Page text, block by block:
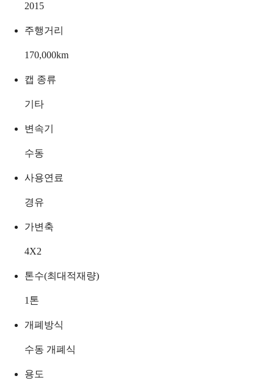
2015
주행거리
170,000km
캡 종류
기타
변속기
수동
사용연료
경유
가변축
4X2
톤수(최대적재량)
1 톤
개폐방식
수동 개폐식
용도